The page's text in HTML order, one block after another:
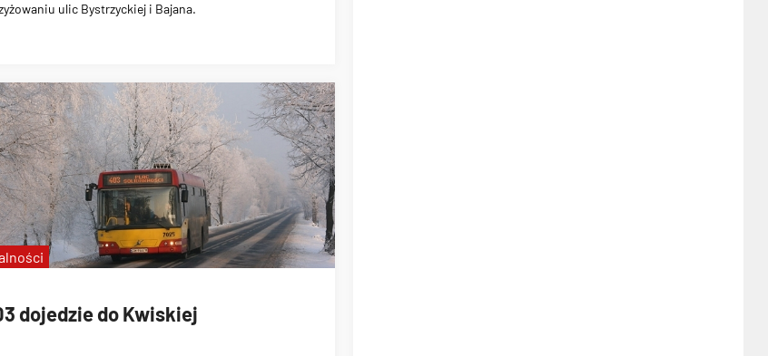
ulic Bystrzyckiej i Bajana.
dojedzie do Kwiskiej